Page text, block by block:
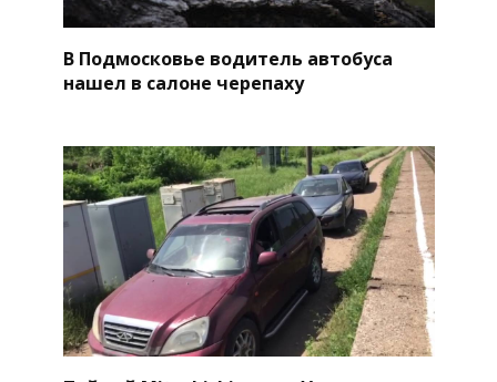
В Подмосковье водитель автобуса
нашел в салоне черепаху